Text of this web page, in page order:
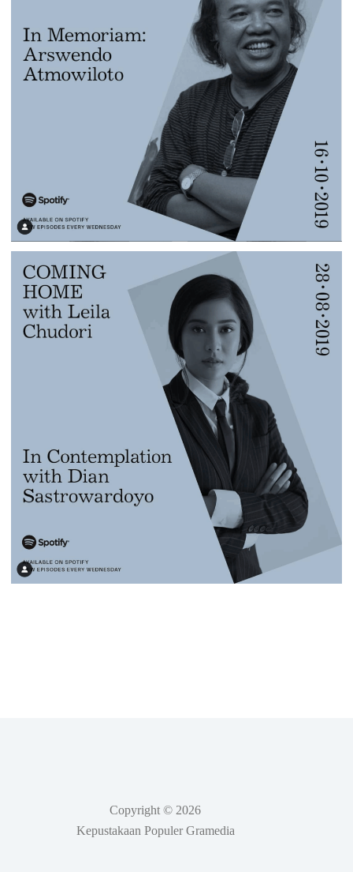
Copyright © 2026
Kepustakaan Populer Gramedia